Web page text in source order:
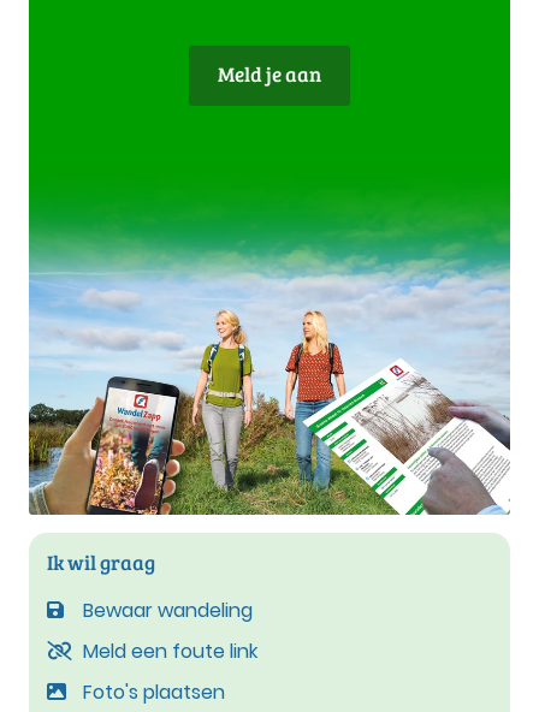
Meld je aan
Ik wil graag
Bewaar wandeling
Meld een foute link
Foto's plaatsen